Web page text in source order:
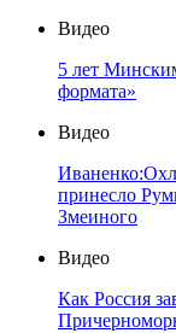
Видео
5 лет
формата»
Видео
принесло
Змеиного
Видео
Как Россия